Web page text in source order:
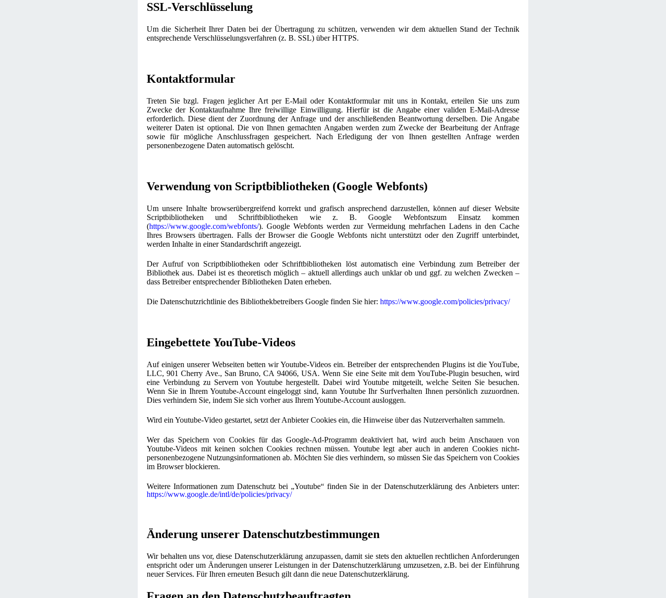
SSL-Verschlüsselung
Um die Sicherheit Ihrer Daten bei der Übertragung zu schützen, verwenden wir dem aktuellen Stand der Technik
entsprechende Verschlüsselungsverfahren (z. B. SSL) über HTTPS.
Kontaktformular
Treten Sie bzgl. Fragen jeglicher Art per E-Mail oder Kontaktformular mit uns in Kontakt, erteilen Sie uns zum
Zwecke der Kontaktaufnahme Ihre freiwillige Einwilligung. Hierfür ist die Angabe einer validen E-Mail-Adresse
erforderlich. Diese dient der Zuordnung der Anfrage und der anschließenden Beantwortung derselben. Die Angabe
weiterer Daten ist optional. Die von Ihnen gemachten Angaben werden zum Zwecke der Bearbeitung der Anfrage
sowie für mögliche Anschlussfragen gespeichert. Nach Erledigung der von Ihnen gestellten Anfrage werden
personenbezogene Daten automatisch gelöscht.
Verwendung von Scriptbibliotheken (Google Webfonts)
Um unsere Inhalte browserübergreifend korrekt und grafisch ansprechend darzustellen, können auf dieser Website
Scriptbibliotheken und Schriftbibliotheken wie z. B. Google Webfontszum Einsatz kommen
(https://www.google.com/webfonts/). Google Webfonts werden zur Vermeidung mehrfachen Ladens in den Cache
Ihres Browsers übertragen. Falls der Browser die Google Webfonts nicht unterstützt oder den Zugriff unterbindet,
werden Inhalte in einer Standardschrift angezeigt.
Der Aufruf von Scriptbibliotheken oder Schriftbibliotheken löst automatisch eine Verbindung zum Betreiber der
Bibliothek aus. Dabei ist es theoretisch möglich – aktuell allerdings auch unklar ob und ggf. zu welchen Zwecken –
dass Betreiber entsprechender Bibliotheken Daten erheben.
Die Datenschutzrichtlinie des Bibliothekbetreibers Google finden Sie hier: https://www.google.com/policies/privacy/
Eingebettete YouTube-Videos
Auf einigen unserer Webseiten betten wir Youtube-Videos ein. Betreiber der entsprechenden Plugins ist die YouTube,
LLC, 901 Cherry Ave., San Bruno, CA 94066, USA. Wenn Sie eine Seite mit dem YouTube-Plugin besuchen, wird
eine Verbindung zu Servern von Youtube hergestellt. Dabei wird Youtube mitgeteilt, welche Seiten Sie besuchen.
Wenn Sie in Ihrem Youtube-Account eingeloggt sind, kann Youtube Ihr Surfverhalten Ihnen persönlich zuzuordnen.
Dies verhindern Sie, indem Sie sich vorher aus Ihrem Youtube-Account ausloggen.
Wird ein Youtube-Video gestartet, setzt der Anbieter Cookies ein, die Hinweise über das Nutzerverhalten sammeln.
Wer das Speichern von Cookies für das Google-Ad-Programm deaktiviert hat, wird auch beim Anschauen von
Youtube-Videos mit keinen solchen Cookies rechnen müssen. Youtube legt aber auch in anderen Cookies nicht-
personenbezogene Nutzungsinformationen ab. Möchten Sie dies verhindern, so müssen Sie das Speichern von Cookies
im Browser blockieren.
Weitere Informationen zum Datenschutz bei „Youtube“ finden Sie in der Datenschutzerklärung des Anbieters unter:
https://www.google.de/intl/de/policies/privacy/
Änderung unserer Datenschutzbestimmungen
Wir behalten uns vor, diese Datenschutzerklärung anzupassen, damit sie stets den aktuellen rechtlichen Anforderungen
entspricht oder um Änderungen unserer Leistungen in der Datenschutzerklärung umzusetzen, z.B. bei der Einführung
neuer Services. Für Ihren erneuten Besuch gilt dann die neue Datenschutzerklärung.